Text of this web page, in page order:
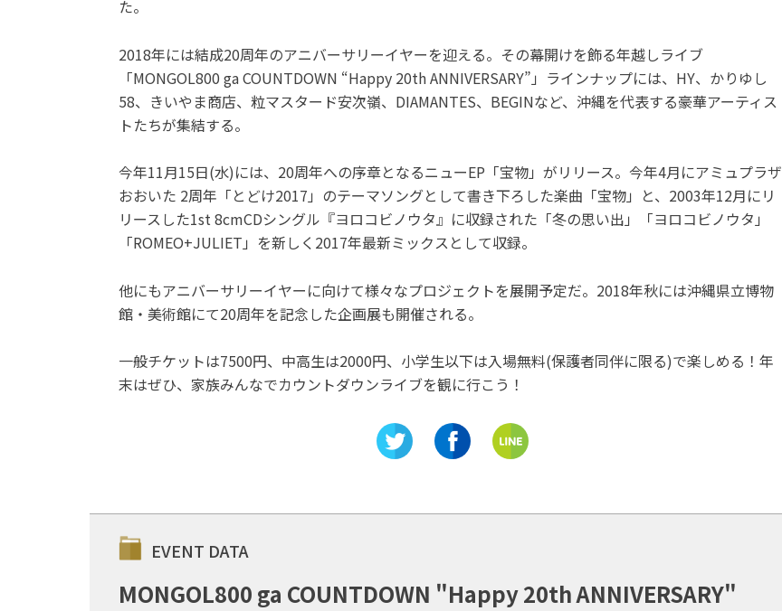
た。
2018年には結成20周年のアニバーサリーイヤーを迎える。その幕開けを飾る年越しライブ
「MONGOL800 ga COUNTDOWN “Happy 20th ANNIVERSARY”」ラインナップには、HY、かりゆし
58、きいやま商店、粒マスタード安次嶺、DIAMANTES、BEGINなど、沖縄を代表する豪華アーティス
トたちが集結する。
今年11月15日(水)には、20周年への序章となるニューEP「宝物」がリリース。今年4月にアミュプラザ
おおいた 2周年「とどけ2017」のテーマソングとして書き下ろした楽曲「宝物」と、2003年12月にリ
リースした1st 8cmCDシングル『ヨロコビノウタ』に収録された「冬の思い出」「ヨロコビノウタ」
「ROMEO+JULIET」を新しく2017年最新ミックスとして収録。
他にもアニバーサリーイヤーに向けて様々なプロジェクトを展開予定だ。2018年秋には沖縄県立博物
館・美術館にて20周年を記念した企画展も開催される。
一般チケットは7500円、中高生は2000円、小学生以下は入場無料(保護者同伴に限る)で楽しめる！年
末はぜひ、家族みんなでカウントダウンライブを観に行こう！
EVENT DATA
MONGOL800 ga COUNTDOWN "Happy 20th ANNIVERSARY"